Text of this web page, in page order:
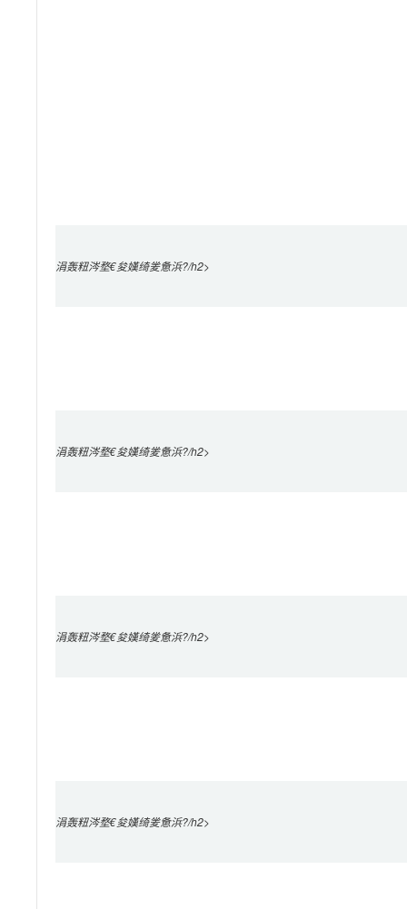
涓轰粈涔堥€夋嫨绮夎惫浜?/h2>
涓轰粈涔堥€夋嫨绮夎惫浜?/h2>
涓轰粈涔堥€夋嫨绮夎惫浜?/h2>
涓轰粈涔堥€夋嫨绮夎惫浜?/h2>